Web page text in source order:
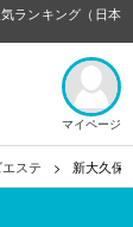
ランキング（日本
マイページ
ステ 新大久保